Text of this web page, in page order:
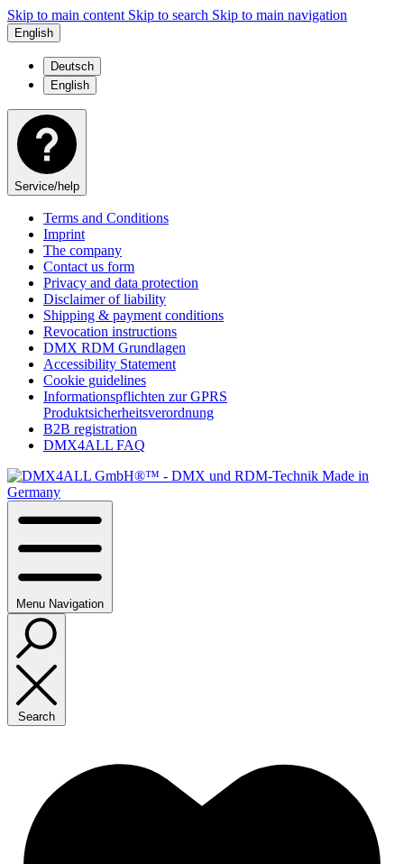
Skip to main content Skip to search Skip to main navigation
English
Deutsch
English
Service/help
Terms and Conditions
Imprint
The company
Contact us form
Privacy and data protection
Disclaimer of liability
Shipping & payment conditions
Revocation instructions
DMX RDM Grundlagen
Accessibility Statement
Cookie guidelines
Informationspflichten zur GPRS
Produktsicherheitsverordnung
B2B registration
DMX4ALL FAQ
Menu Navigation
Search